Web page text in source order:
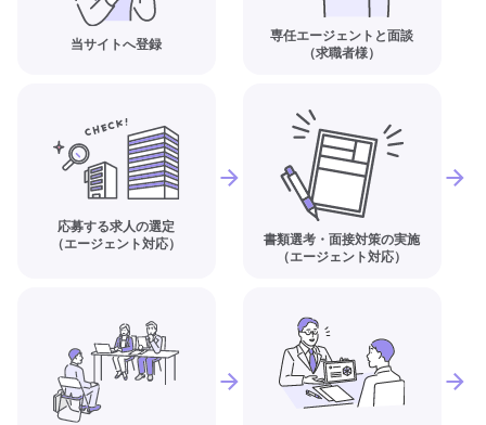
当サイトへ登録
専任エージェントと面談
（求職者様）
応募する求人の選定
（エージェント対応）
書類選考・面接対策の実施
（エージェント対応）